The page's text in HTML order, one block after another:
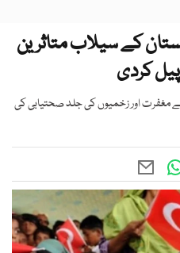
کے سیلاب متاثرین
کردی
مغفرت اور زخمیوں کی جلد صحتیابی کی